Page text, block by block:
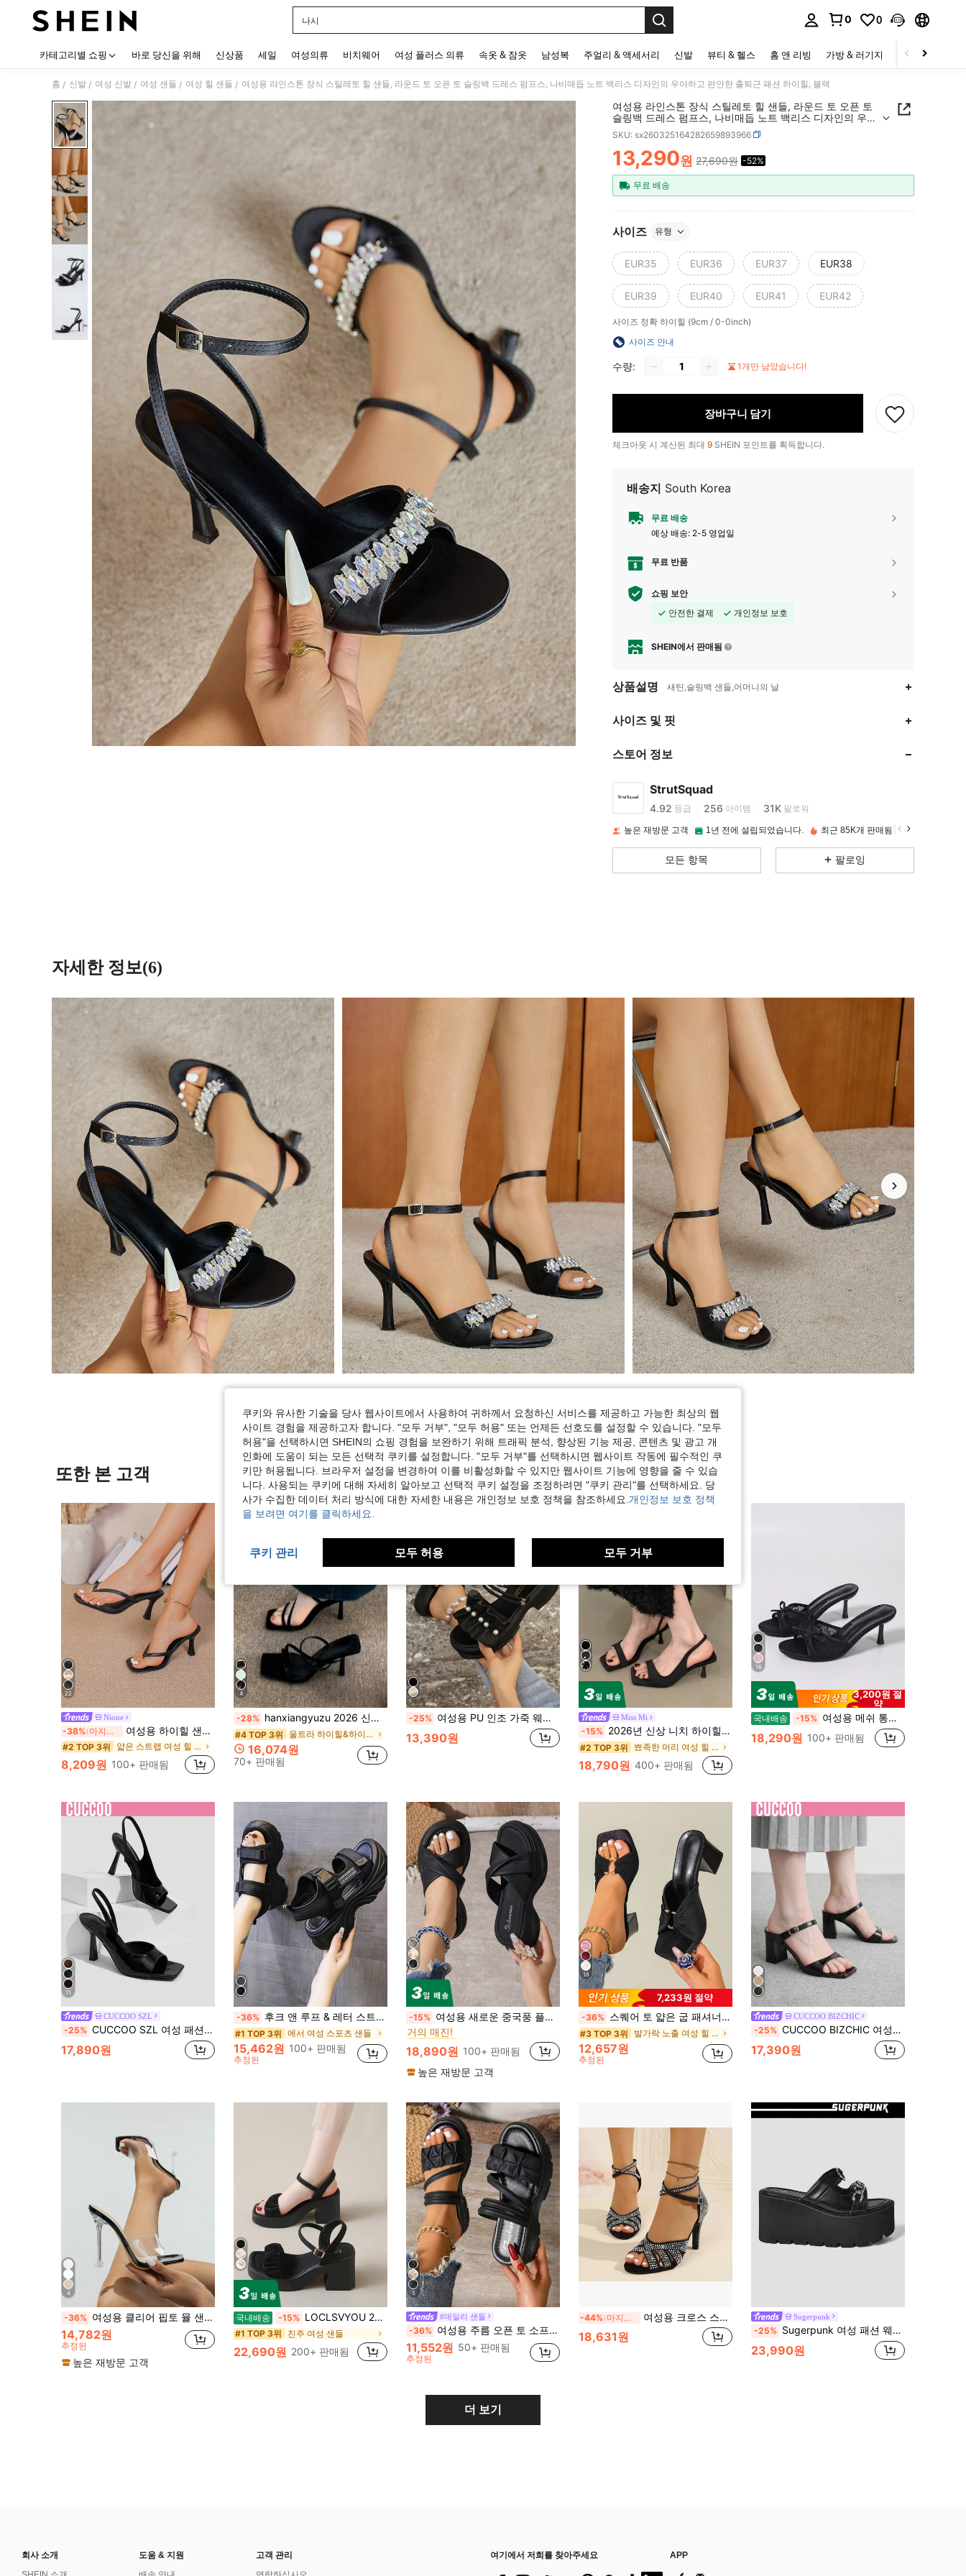
나시
0 0
카테고리별 쇼핑 바로 당신을 위해 신상품 세일 여성의류 비치웨어 여성 플러스 의류 속옷 & 잠옷 남성복 주얼리 & 액세서리 신발 뷰티 & 헬스 홈 앤 리빙 가방 & 러기지 스포츠 & 아웃
홈 / 신발 / 여성 신발 / 여성 샌들 / 여성 힐 샌들 / 여성용 라인스톤 장식 스틸레토 힐 샌들, 라운드 토 오픈 토 슬링백 드레스 펌프스, 나비매듭 노트 백리스 디자인의 우아하고 편안한 출퇴근 패션 하이힐, 블랙
여성용 라인스톤 장식 스틸레토 힐 샌들, 라운드 토 오픈 토
슬링백 드레스 펌프스, 나비매듭 노트 백리스 디자인의 우아
하고 편안한 출퇴근 패션 하이힐, 블랙
SKU: sx260325164282659893966
PRICE AND AVAILABILITY
13,290원 27,690원 -52%
무료 배송
사이즈 유형
EUR35 EUR36 EUR37 EUR38
EUR39 EUR40 EUR41 EUR42
사이즈 정확 하이힐 (9cm / 0-0inch)
사이즈 안내
수량: 1개만 남았습니다!
장바구니 담기
체크아웃 시 계산된 최대 9 SHEIN 포인트를 획득합니다.
배송지 South Korea
무료 배송
예상 배송: 2-5 영업일
무료 반품
쇼핑 보안
안전한 결제
개인정보 보호
SHEIN에서 판매됨
상품설명 새틴,슬링백 샌들,어머니의 날
사이즈 및 핏
스토어 정보
StrutSquad
4.92
4.92
2***t 이(가)하루 전에 지불됨
4.92 31K
4.92 31K
4.92
높은 재방문 고객 1년 전에 설립되었습니다. 최근 85K개 판매됨
모든 항목 팔로잉
자세한 정보(6)
또한 본 고객
22
Nione
-38% 마지막 3일 여성용 하이힐 샌들, 여름 페어리 스타일 얇은 힐 통 샌들, 헤어 슬라이드 토 비치 휴가 패션 크리스크로스 스트랩 슈즈, 데이트 나이트
#2 TOP 3위 얇은 스트랩 여성 힐 샌들
8,209원 100+ 판매됨
4
-28% hanxiangyuzu 2026 신상 스퀘어 토 스트랩 샌들, 프렌치 엘레강트 스타일, 블랙 얇은 스트랩 하이힐, 여름 패션 파티 & 웨딩, 스틸레토 힐
#4 TOP 3위 울트라 하이힐&하이힐 여성 힐 샌들
16,074원
70+ 판매됨
-25% 여성용 PU 인조 가죽 웨지 플랫폼 샌들, 인조 진주와 러플 트림으로 장식된 플랫 슬라이드 샌들, 여성용 화이트 웨지 플랫폼 샌들, 발렌타인데이 봄/여름 의상
13,390원
Miss Mi
-15% 2026년 신상 니치 하이힐 블랙 프렌치 오픈 토 샌들, 요정 신발, 우아한 드레스 매칭, 여름용 로마 신발, 키튼 힐
#2 TOP 3위 뾰족한 머리 여성 힐 샌들
18,790원 400+ 판매됨
16
3,200원 절
약
국내배송 -15% 여성용 메쉬 통기성 오픈 토 하이힐 샌들, 다용도 미니멀리스트 여름 신상 리본 스틸레토 슬라이드 샌들, 블랙 레이스, 시크 & 우아함
18,290원 100+ 판매됨
11
CUCCOO SZL
-25% CUCCOO SZL 여성 패션 봄여름 신상 스퀘어 토 브라이트 PU 표면 슬링백 백 스트랩 하이힐 샌들
17,890원
-36% 후크 앤 루프 & 레터 스트랩이 있는 여성용 여름 웨지 플랫폼 스포츠 샌들, 편안한 학생용 슬리퍼
#1 TOP 3위 에서 여성 스포츠 샌들
15,462원 100+ 판매됨
추정된
-15% 여성용 새로운 중국풍 플로럴 패턴 플랫폼 두꺼운 밑창 샌들, 여름 PU 가죽 키높이 부드러운 밑창 캐주얼 스포츠 비치 슈즈
#1 TOP 3위 플랫폼 여성 샌들
거의 매진!
#1 TOP 3위
거의 매진!
#1 TOP 3위
거의 매진!
#1 TOP 3위 플랫폼 여성 샌들
거의 매진!
18,890원 100+ 판매됨
높은 재방문 고객
18
7,233원 절약
-36% 스퀘어 토 얇은 굽 패셔너블 피프토 샌들, 섹시 오픈 토 나비매듭 노트 여성 하이힐 샌들, 봄 여름 의상
#3 TOP 3위 발가락 노출 여성 힐 샌들
12,657원
추정된
CUCCOO BIZCHIC
-25% CUCCOO BIZCHIC 여성용 화이트 스퀘어 토 굵은 굽 샌들, 조절 가능한 버클업 하이힐 뮬, 일상 캐주얼 여름 여성 신발 굵은 굽 통근용
17,390원
4
-36% 여성용 클리어 핍토 뮬 샌들 여름과 봄용, 통기성 좋고 편안한 스틸레토 힐
14,782원
추정된
높은 재방문 고객
국내배송 -15% LOCLSVYOU 2026 신상 경량 두꺼운 밑창 주름 패션 하이힐 샌들, 키높이 샌들, 사계절 플러스 사이즈 여성 샌들, 편안하고 예쁜 섹시한 저가 여성 샌들, 하이힐, 웨지 샌들, 캐주얼 샌들, 스포츠 샌들, 파티 슈즈, 댄스 슈즈, 글리터 슈즈, 야외 시골 휴가 슈즈, 비치 슈즈, 러닝 슈즈, 하이킹 슈즈, 워터 슈즈, 청키 힐 샌들, 홀리데이 슈즈, 패션 샌들, 진주 라인스톤 장식 레이스 메쉬 스퀘어 토
#1 TOP 3위 진주 여성 샌들
22,690원 200+ 판매됨
5
#데일리 샌들
-36% 여성용 주름 오픈 토 소프트 솔 샌들, 두꺼운 밑창 미끄럼 방지, 다용도 2-Way 착용 하프 슬라이드 샌들 쇼핑용
11,552원 50+ 판매됨
추정된
-44% 마지막 2일 여성용 크로스 스트랩 버클 라인스톤 장식 고무 밑창 샌들 이브닝 스타일 여름 블랙 글리터 얇은 하이힐 샌들 이브닝 파티 볼 모임 의식에 적합
18,631원
Sugerpunk
-25% Sugerpunk 여성 패션 웨지 힐 플랫폼 샌들, 펑크 스타일 고스 체인 하트 버클 슬립온, 봄가을 나이트클럽 파티용
23,990원
더 보기
회사 소개
도움 & 지원
고객 관리
여기에서 저희를 찾아주세요 APP
쿠키와 유사한 기술을 당사 웹사이트에서 사용하여 귀하께서 요청하신 서비스를 제공하고 가능한 최상의 웹
사이트 경험을 제공하고자 합니다. "모두 거부", "모두 허용" 또는 언제든 선호도를 설정할 수 있습니다. "모두
허용"을 선택하시면 SHEIN의 쇼핑 경험을 보완하기 위해 트래픽 분석, 향상된 기능 제공, 콘텐츠 및 광고 개
인화에 도움이 되는 모든 선택적 쿠키를 설정합니다. "모두 거부"를 선택하시면 웹사이트 작동에 필수적인 쿠
키만 허용됩니다. 브라우저 설정을 변경하여 이를 비활성화할 수 있지만 웹사이트 기능에 영향을 줄 수 있습
니다. 사용되는 쿠키에 대해 자세히 알아보고 선택적 쿠키 설정을 조정하려면 "쿠키 관리"를 선택하세요. 당
사가 수집한 데이터 처리 방식에 대한 자세한 내용은 개인정보 보호 정책을 참조하세요. 개인정보 보호 정책
을 보려면 여기를 클릭하세요.
쿠키 관리 모두 허용 모두 거부